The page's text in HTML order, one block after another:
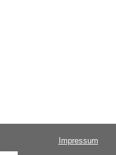
Impressum